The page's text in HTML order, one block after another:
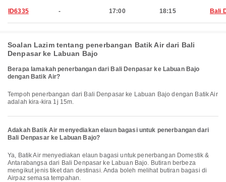
ID6335 - 17:00 18:15 Bali
Soalan Lazim tentang penerbangan Batik Air dari Bali
Denpasar ke Labuan Bajo
Berapa lamakah penerbangan dari Bali Denpasar ke Labuan Bajo
dengan Batik Air?
Tempoh penerbangan dari Bali Denpasar ke Labuan Bajo dengan Batik Air
adalah kira-kira 1j 15m.
Adakah Batik Air menyediakan elaun bagasi untuk penerbangan dari
Bali Denpasar ke Labuan Bajo?
Ya, Batik Air menyediakan elaun bagasi untuk penerbangan Domestik &
Antarabangsa dari Bali Denpasar ke Labuan Bajo. Butiran berbeza
mengikut jenis tiket dan destinasi. Anda boleh melihat butiran bagasi di
Airpaz semasa tempahan.